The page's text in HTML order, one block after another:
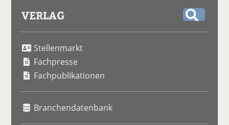
VERLAG
Stellenmarkt
Fachpresse
Fachpublikationen
Branchendatenbank